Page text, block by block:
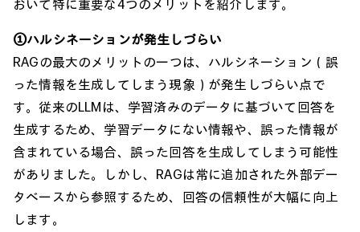
おいて特に重要な4つのメリットを紹介します。
①ハルシネーションが発生しづらい
RAGの最大のメリットの一つは、ハルシネーション（誤
った情報を生成してしまう現象）が発生しづらい点で
す。従来のLLMは、学習済みのデータに基づいて回答を
生成するため、学習データにない情報や、誤った情報が
含まれている場合、誤った回答を生成してしまう可能性
がありました。しかし、RAGは常に追加された外部デー
タベースから参照するため、回答の信頼性が大幅に向上
します。